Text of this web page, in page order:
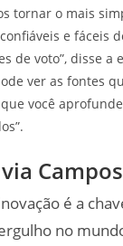
tornar o mais
e fáceis
de voto”, disse a
ver as fontes
você
Campos
é a
no